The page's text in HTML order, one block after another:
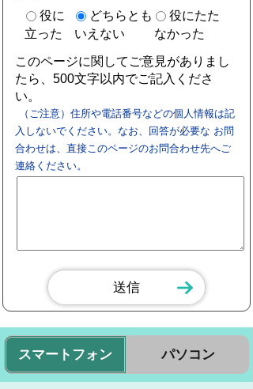
役に
立った
どちらとも
いえない
役にたた
なかった
このページに関してご意見がありまし
たら、500文字以内でご記入くださ
い。
（ご注意）住所や電話番号などの個人情報は記
入しないでください。なお、回答が必要な お問
合わせは、直接このページのお問合わせ先へご
連絡ください。
スマートフォン パソコン